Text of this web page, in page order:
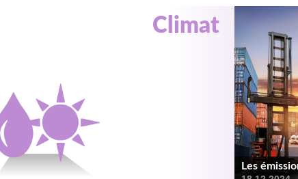
Climat
Les